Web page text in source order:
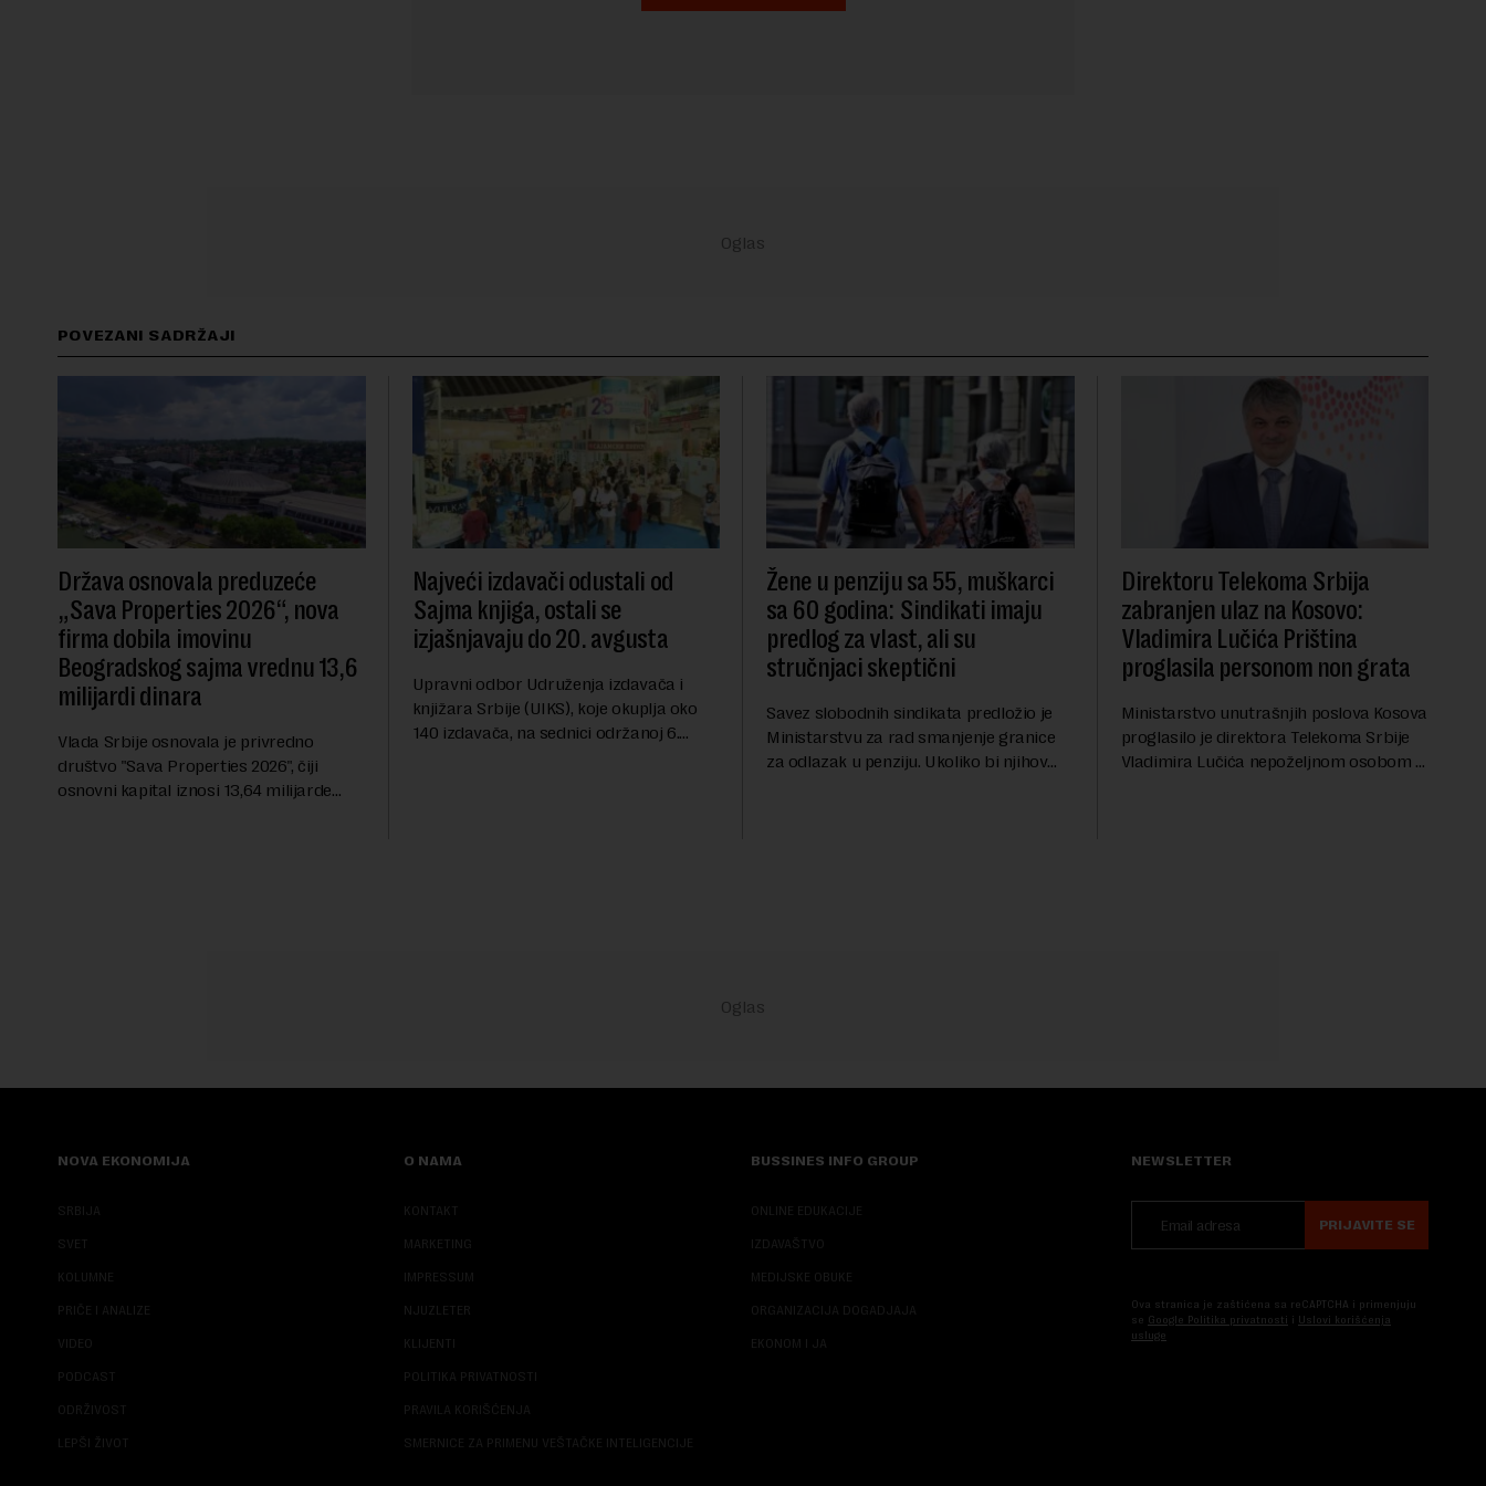
POVEZANI SADRŽAJI
Država osnovala preduzeće
„Sava Properties 2026“, nova
firma dobila imovinu
Beogradskog sajma vrednu 13,6
milijardi dinara
Vlada Srbije osnovala je privredno
društvo "Sava Properties 2026", čiji
osnovni kapital iznosi 13,64 milijarde
Najveći izdavači odustali od
Sajma knjiga, ostali se
izjašnjavaju do 20. avgusta
Upravni odbor Udruženja izdavača i
knjižara Srbije (UIKS), koje okuplja oko
140 izdavača, na sednici održanoj 6.
Žene u penziju sa 55, muškarci
sa 60 godina: Sindikati imaju
predlog za vlast, ali su
stručnjaci skeptični
Savez slobodnih sindikata predložio je
Ministarstvu za rad smanjenje granice
za odlazak u penziju. Ukoliko bi njihov
Direktoru Telekoma Srbija
zabranjen ulaz na Kosovo:
Vladimira Lučića Priština
proglasila personom non grata
Ministarstvo unutrašnjih poslova Kosova
proglasilo je direktora Telekoma Srbije
Vladimira Lučića nepoželjnom osobom i
NOVA EKONOMIJA
SRBIJA
SVET
KOLUMNE
PRIČE I ANALIZE
VIDEO
PODCAST
ODRŽIVOST
LEPŠI ŽIVOT
O NAMA
KONTAKT
MARKETING
IMPRESSUM
NJUZLETER
KLIJENTI
POLITIKA PRIVATNOSTI
PRAVILA KORIŠĆENJA
SMERNICE ZA PRIMENU VEŠTAČKE INTELIGENCIJE
BUSSINES INFO GROUP
ONLINE EDUKACIJE
IZDAVAŠTVO
MEDIJSKE OBUKE
ORGANIZACIJA DOGADJAJA
EKONOM I JA
NEWSLETTER
PRIJAVITE SE
Ova stranica je zaštićena sa reCAPTCHA i primenjuju
se Google Politika privatnosti i Uslovi korišćenja
usluge